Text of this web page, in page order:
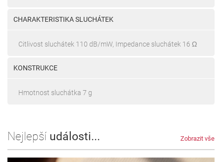
CHARAKTERISTIKA SLUCHÁTEK
Citlivost sluchátek 110 dB/mW, Impedance sluchátek 16 Ω
KONSTRUKCE
Hmotnost sluchátka 7 g
Nejlepší události... Zobrazit vše